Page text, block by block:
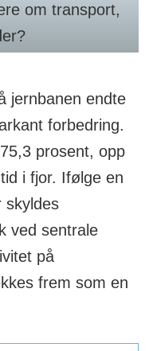
om transport,
og
svar fra 64
ulike
en
kroner i 2024.
syn på
logistikk,
jernbanen endte
forbedring.
prosent, opp
i fjor. Ifølge en
skyldes
ved sentrale
på
frem som en